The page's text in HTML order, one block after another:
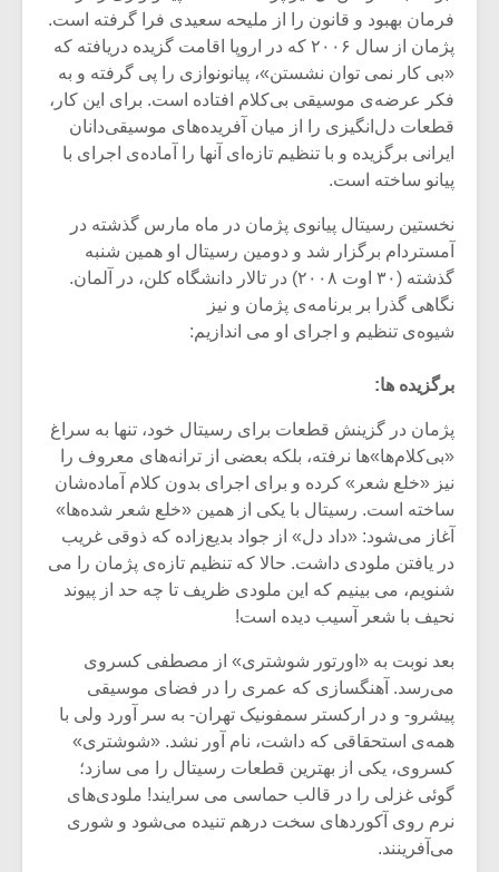
فرمان بهبود و قانون را از ملیحه سعیدی فرا گرفته است.
پژمان از سال ۲۰۰۶ که در اروپا اقامت گزیده دریافته که
«بى کار نمى توان نشستن»، پیانونوازى را پى گرفته و به
فکر عرضه‌ی موسیقى بى‌کلام افتاده است. براى این کار،
قطعات دل‌انگیزى را از میان آفریده‌هاى موسیقی‌دانان
ایرانى برگزیده و با تنظیم تازه‌اى آنها را آماده‌ی اجراى با
پیانو ساخته است.
نخستین رسیتال پیانوى پژمان در ماه مارس گذشته در
آمستردام برگزار شد و دومین رسیتال او همین شنبه
گذشته (۳۰ اوت ۲۰۰۸) در تالار دانشگاه کلن، در آلمان.
نگاهى گذرا بر برنامه‌ی پژمان و نیز
شیوه‌ی تنظیم و اجراى او مى اندازیم:
برگزیده ها:
پژمان در گزینش قطعات براى رسیتال خود، تنها به سراغ
«بی‌کلام‌ها»‌ها نرفته، بلکه بعضى از ترانه‌هاى معروف را
نیز «خلع شعر» کرده و براى اجراى بدون کلام آماده‌شان
ساخته است. رسیتال با یکى از همین «خلع شعر شده‌ها»
آغاز می‌شود: «داد دل» از جواد بدیع‌زاده که ذوقى غریب
در یافتن ملودى داشت. حالا که تنظیم تازه‌ی پژمان را مى
شنویم، مى بینیم که این ملودى ظریف تا چه حد از پیوند
نحیف با شعر آسیب دیده است!
بعد نوبت به «اورتور شوشترى» از مصطفی کسروی
می‌رسد. آهنگسازی که عمرى را در فضاى موسیقى
پیشرو- و در ارکستر سمفونیک تهران- به سر آورد ولى با
همه‌ی استحقاقى که داشت، نام آور نشد. «شوشترى»
کسروى، یکى از بهترین قطعات رسیتال را مى سازد؛
گوئى غزلى را در قالب حماسى مى سرایند! ملودى‌هاى
نرم روى آکوردهاى سخت درهم تنیده مى‌شود و شورى
مى‌آفرینند.